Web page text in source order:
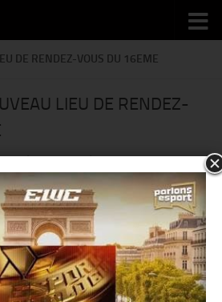
DE RENDEZ-VOUS DU 16EME
LIEU DE RENDEZ-